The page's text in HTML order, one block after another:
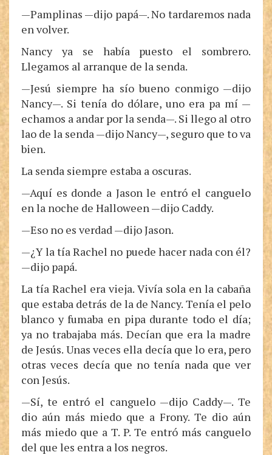
—Pamplinas —dijo papá—. No tardaremos nada
en volver.
Nancy ya se había puesto el sombrero.
Llegamos al arranque de la senda.
—Jesú siempre ha sío bueno conmigo —dijo
Nancy—. Si tenía do dólare, uno era pa mí —
echamos a andar por la senda—. Si llego al otro
lao de la senda —dijo Nancy—, seguro que to va
bien.
La senda siempre estaba a oscuras.
—Aquí es donde a Jason le entró el canguelo
en la noche de Halloween —dijo Caddy.
—Eso no es verdad —dijo Jason.
—¿Y la tía Rachel no puede hacer nada con él?
—dijo papá.
La tía Rachel era vieja. Vivía sola en la cabaña
que estaba detrás de la de Nancy. Tenía el pelo
blanco y fumaba en pipa durante todo el día;
ya no trabajaba más. Decían que era la madre
de Jesús. Unas veces ella decía que lo era, pero
otras veces decía que no tenía nada que ver
con Jesús.
—Sí, te entró el canguelo —dijo Caddy—. Te
dio aún más miedo que a Frony. Te dio aún
más miedo que a T. P. Te entró más canguelo
del que les entra a los negros.